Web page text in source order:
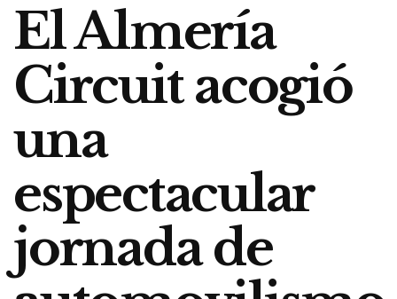
El Almería
Circuit acogió
una
espectacular
jornada de